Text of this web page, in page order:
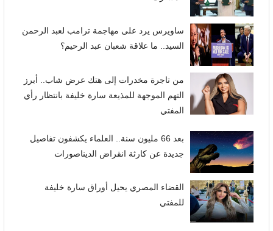
ساويرس يرد على مهاجمة ترامب لعبد الرحمن
السيد.. ما علاقة شعبان عبد الرحيم؟
من تاجرة مخدرات إلى هتك عرض شاب.. أبرز
التهم الموجهة للمذيعة سارة خليفة بانتظار رأي
المفتي
بعد 66 مليون سنة.. العلماء يكشفون تفاصيل
جديدة عن كارثة انقراض الديناصورات
القضاء المصري يحيل أوراق سارة خليفة
للمفتي